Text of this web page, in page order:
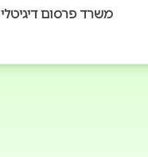
משרד פרסום דיגיטלי